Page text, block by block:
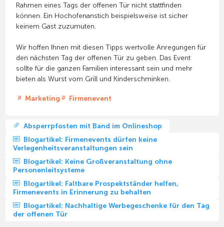
Rahmen eines Tags der offenen Tür nicht stattfinden
können. Ein Hochofenanstich beispielsweise ist sicher
keinem Gast zuzumuten.
Wir hoffen Ihnen mit diesen Tipps wertvolle Anregungen für
den nächsten Tag der offenen Tür zu geben. Das Event
sollte für die ganzen Familien interessant sein und mehr
bieten als Wurst vom Grill und Kinderschminken.
Marketing Firmenevent
Absperrpfosten mit Band im Onlineshop
Blogartikel: Firmenevents dürfen keine
Verlegenheitsveranstaltungen sein
Blogartikel: Keine Großveranstaltung ohne
Personenleitsysteme
Blogartikel: Faltbare Prospektständer helfen,
Firmenevents in Erinnerung zu behalten
Blogartikel: Nachhaltige Werbegeschenke für den Tag
der offenen Tür